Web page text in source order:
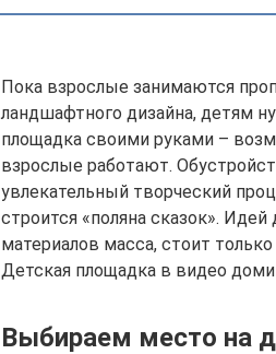
Пока взрослые занимаются
ландшафтного дизайна, детям
площадка своими руками –
взрослые работают.
увлекательный творческий
строится «поляна сказок».
материалов масса, стоит только
Детская площадка в видео
Выбираем место на